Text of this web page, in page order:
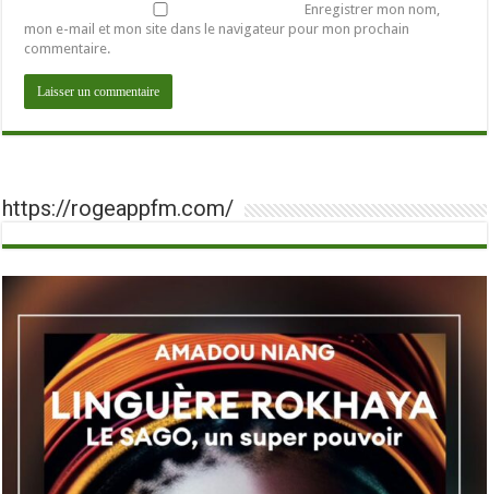
Enregistrer mon nom,
mon e-mail et mon site dans le navigateur pour mon prochain
commentaire.
https://rogeappfm.com/